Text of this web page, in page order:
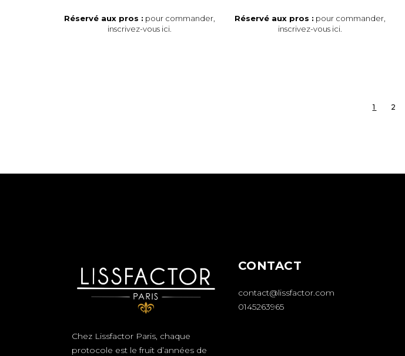
Réservé aux pros : pour commander,
inscrivez-vous ici.
Réservé aux pros : pour commander,
inscrivez-vous ici.
1 2
Chez Lissfactor Paris, chaque
protocole est le fruit d’années de
CONTACT
contact@lissfactor.com
0145263965